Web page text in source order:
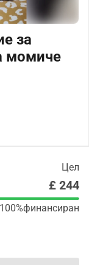
за
момиче
Цел
£ 244
100%финансиран